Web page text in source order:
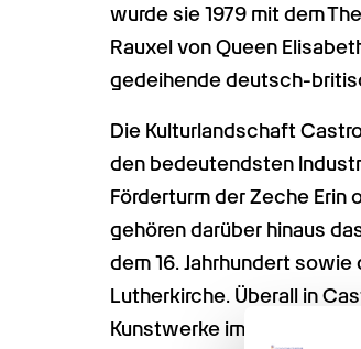
wurde sie 1979 mit dem
Rauxel von Queen
gedeihende deutsch-
Die Kulturlandschaft
den bedeutendsten
Förderturm der Zeche
gehören darüber hinaus
dem 16. Jahrhundert
Lutherkirche. Überall in
Kunstwerke im öffentlichen